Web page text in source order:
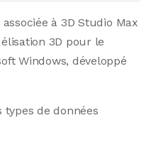
à 3D Studio Max
3D pour le
Windows, développé
types de données